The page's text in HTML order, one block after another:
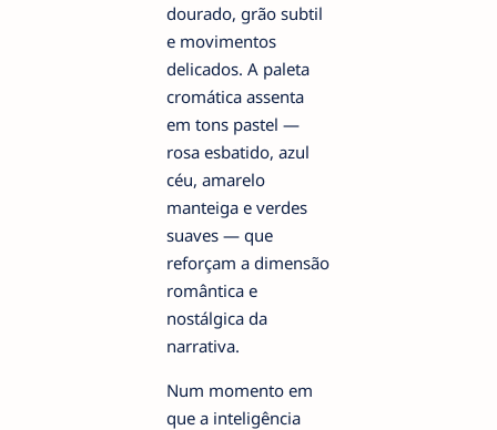
dourado, grão subtil
e movimentos
delicados. A paleta
cromática assenta
em tons pastel —
rosa esbatido, azul
céu, amarelo
manteiga e verdes
suaves — que
reforçam a dimensão
romântica e
nostálgica da
narrativa.
Num momento em
que a inteligência